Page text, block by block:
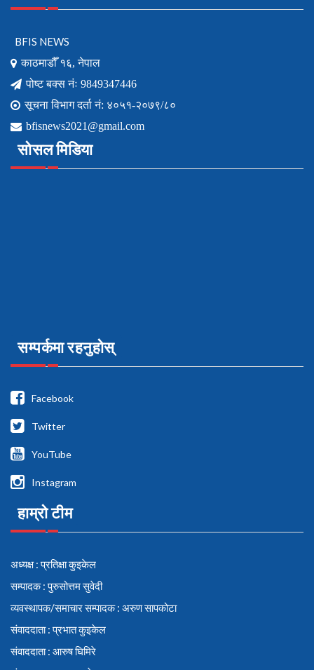
BFIS NEWS
काठमाडौँ १६, नेपाल
पोष्ट बक्स नंः 9849347446
सूचना विभाग दर्ता नं: ४०५१-२०७९/८०
bfisnews2021@gmail.com
सोसल मिडिया
सम्पर्कमा रहनुहोस्
Facebook
Twitter
YouTube
Instagram
हाम्रो टीम
अध्यक्ष : प्रतिक्षा कुइकेल
सम्पादक : पुरुसोत्तम सुवेदी
व्यवस्थापक/समाचार सम्पादक : अरुण सापकोटा
संवाददाता : प्रभात कुइकेल
संवाददाता : आरुष घिमिरे